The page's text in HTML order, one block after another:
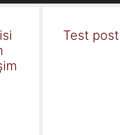
Test